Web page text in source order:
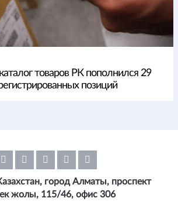
товаров РК пополнился 29
позиций
город Алматы, проспект
жолы, 115/46, офис 306